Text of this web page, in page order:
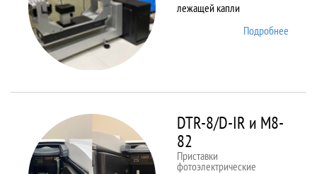
лежащей капли
Подробнее
DTR-8/D-IR и М8-
82
Приставки
фотоэлектрические